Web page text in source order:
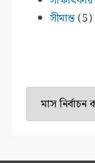
সীমান্ত(5)
টাইম
মেশিন